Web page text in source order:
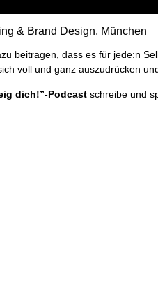
beitragen, dass es für jede:n
voll und ganz auszudrücken
dich!”-Podcast schreibe und